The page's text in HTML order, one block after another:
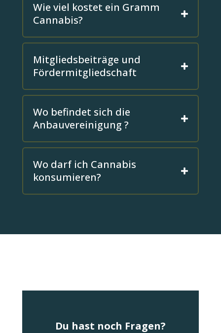
Wie viel kostet ein Gramm
Cannabis?
Mitgliedsbeiträge und
Fördermitgliedschaft
Wo befindet sich die
Anbauvereinigung ?
Wo darf ich Cannabis
konsumieren?
Du hast noch Fragen?